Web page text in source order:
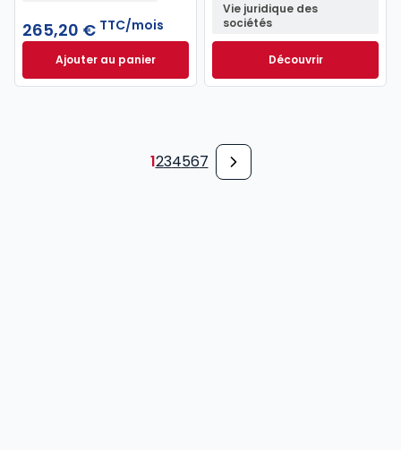
265,20 € TTC/mois
Ajouter au panier
E-Dixit à 265,20 €
Vie juridique des
sociétés
Découvrir
1234567